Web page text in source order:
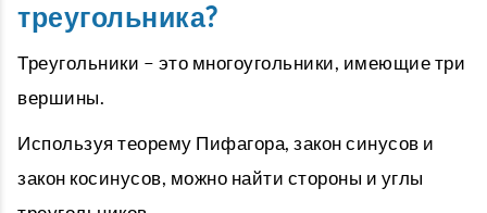
треугольника?
Треугольники – это многоугольники, имеющие три
вершины.
Используя теорему Пифагора, закон синусов и
закон косинусов, можно найти стороны и углы